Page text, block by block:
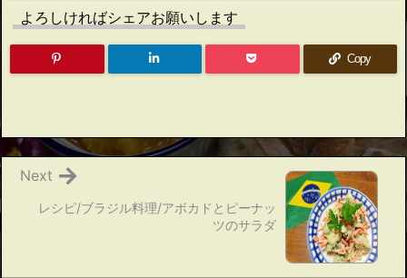
よろしければシェアお願いします
Copy
レシピ/ブラジル料理/アボカドとピーナッ
ツのサラダ
Next